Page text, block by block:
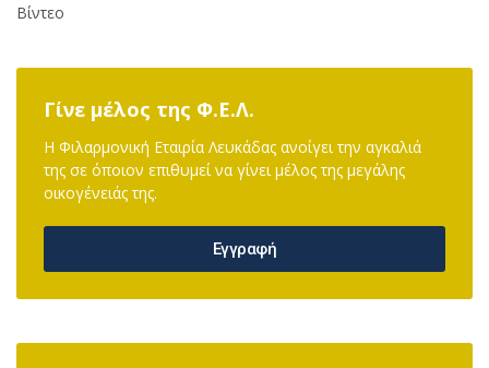
Βίντεο
Γίνε μέλος της Φ.Ε.Λ.
Η Φιλαρμονική Εταιρία Λευκάδας ανοίγει την αγκαλιά
της σε όποιον επιθυμεί να γίνει μέλος της μεγάλης
οικογένειάς της.
Εγγραφή